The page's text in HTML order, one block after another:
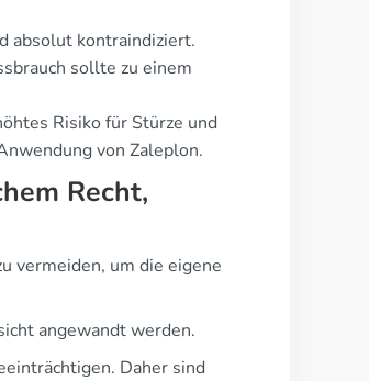
absolut kontraindiziert.
sollte zu einem
Risiko für Stürze und
von Zaleplon.
Recht,
vermeiden, um die eigene
angewandt werden.
Daher sind